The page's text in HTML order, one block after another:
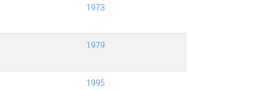
1973
1979
1995